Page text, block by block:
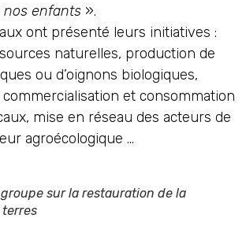
nos enfants ».
ont présenté leurs initiatives :
naturelles, production de
ou d’oignons biologiques,
et consommation
mise en réseau des acteurs de
agroécologique …
sur la restauration de la